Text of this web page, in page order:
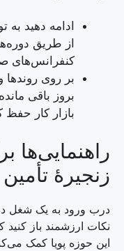
ادامه دهید
از طریق
کنفرانس‌های
بر روی
بروز باقی
بازار کار حفظ
راهنمایی‌ها
زنجیرۀ تأمین
درب ورود به یک شغل در
نکات ارزشمند باز
این حوزه پویا کمک